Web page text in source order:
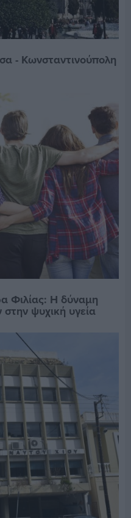
- Κωνσταντινούπολη
Φιλίας: Η δύναμη
ψυχική υγεία